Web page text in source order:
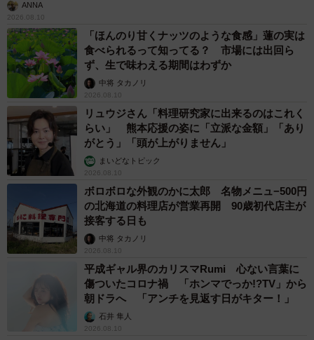
ANNA
2026.08.10
「ほんのり甘くナッツのような食感」蓮の実は
食べられるって知ってる？ 市場には出回ら
ず、生で味わえる期間はわずか
中将 タカノリ
2026.08.10
リュウジさん「料理研究家に出来るのはこれく
らい」 熊本応援の姿に「立派な金額」「あり
がとう」「頭が上がりません」
まいどなトピック
2026.08.10
ボロボロな外観のかに太郎 名物メニュ−500円
の北海道の料理店が営業再開 90歳初代店主が
接客する日も
中将 タカノリ
2026.08.10
平成ギャル界のカリスマRumi 心ない言葉に
傷ついたコロナ禍 「ホンマでっか!?TV」から
朝ドラへ 「アンチを見返す日がキター！」
石井 隼人
2026.08.10